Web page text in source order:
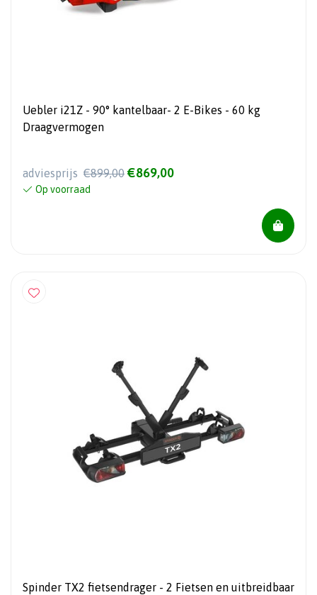
Uebler i21Z - 90° kantelbaar- 2 E-Bikes - 60 kg
Draagvermogen
adviesprijs €899,00 €869,00
Op voorraad
Spinder TX2 fietsendrager - 2 Fietsen en uitbreidbaar